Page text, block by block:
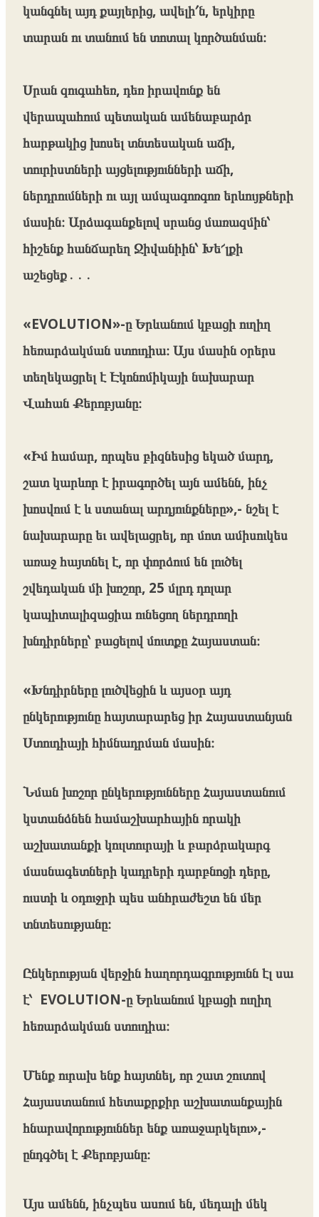
կանգնել այդ քայլերից, ավելի՛ն, երկիրը
տարան ու տանում են տոտալ կործանման։
Սրան զուգահեռ, դեռ իրավունք են
վերապահում պետական ամենաբարձր
հարթակից խոսել տնտեսական աճի,
տուրիստների այցելությունների աճի,
ներդրումների ու այլ ամպագոռգոռ երևույթների
մասին։ Արձագանքելով սրանց մառազմին՝
հիշենք հանճարեղ Ջիվանիին՝ Խե՜լքի
աշեցեք․․․
«EVOLUTION»-ը Երևանում կբացի ուղիղ
հեռարձակման ստուդիա։ Այս մասին օրերս
տեղեկացրել է Էկոնոմիկայի նախարար
Վահան Քերոբյանը։
«Իմ համար, որպես բիզնեսից եկած մարդ,
շատ կարևոր է իրագործել այն ամենն, ինչ
խոսվում է և ստանալ արդյունքները»,- նշել է
նախարարը եւ ավելացրել, որ մոտ ամիսուկես
առաջ հայտնել է, որ փորձում են լուծել
շվեդական մի խոշոր, 25 մլրդ դոլար
կապիտալիզացիա ունեցող ներդրողի
խնդիրները՝ բացելով մուտքը Հայաստան։
«Խնդիրները լուծվեցին և այսօր այդ
ընկերությունը հայտարարեց իր Հայաստանյան
Ստուդիայի հիմնադրման մասին։
Նման խոշոր ընկերությունները Հայաստանում
կստանձնեն համաշխարհային որակի
աշխատանքի կուլտուրայի և բարձրակարգ
մասնագետների կադրերի դարբնոցի դերը,
ուստի և օդուջրի պես անհրաժեշտ են մեր
տնտեսությանը։
Ընկերության վերջին հաղորդագրությունն էլ սա
է՝ EVOLUTION-ը Երևանում կբացի ուղիղ
հեռարձակման ստուդիա։
Մենք ուրախ ենք հայտնել, որ շատ շուտով
Հայաստանում հետաքրքիր աշխատանքային
հնարավորություններ ենք առաջարկելու»,-
ընդգծել է Քերոբյանը։
Այս ամենն, ինչպես ասում են, մեդալի մեկ